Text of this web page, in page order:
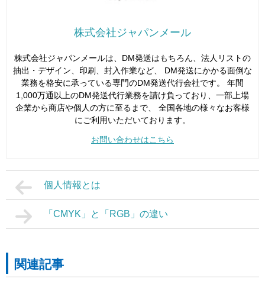
株式会社ジャパンメール
株式会社ジャパンメールは、DM発送はもちろん、法人リストの
抽出・デザイン、印刷、封入作業など、 DM発送にかかる面倒な
業務を格安に承っている専門のDM発送代行会社です。 年間
1,000万通以上のDM発送代行業務を請け負っており、一部上場
企業から商店や個人の方に至るまで、 全国各地の様々なお客様
にご利用いただいております。
お問い合わせはこちら
個人情報とは
「CMYK」と「RGB」の違い
関連記事